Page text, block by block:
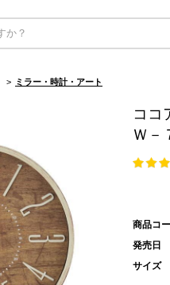
> ミラー・時計・アート
コ
Ｗ－
商品コ
発売日
サイズ